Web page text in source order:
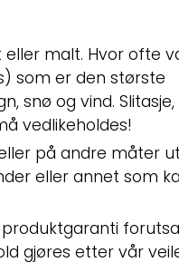
malt. Hvor ofte
som er den største
snø og vind.
vedlikeholdes!
på andre måter
eller annet som
gjøres etter vår